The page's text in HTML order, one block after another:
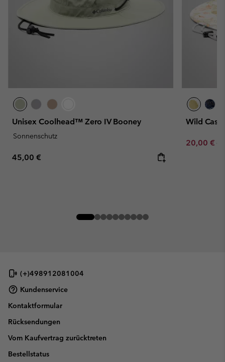
Unisex Coolhead™ Zero IV Booney
Sonnenschutz
Regular price:
45,00 €
Wild
Sale price:
20,00 €
(+)498912081004
Kundenservice
Kontaktformular
Rücksendungen
Vom Kaufvertrag zurücktreten
Bestellstatus